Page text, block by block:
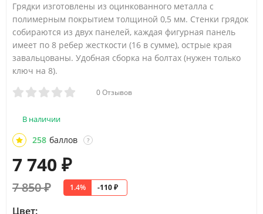
Грядки изготовлены из оцинкованного металла с
полимерным покрытием толщиной 0,5 мм. Стенки грядок
собираются из двух панелей, каждая фигурная панель
имеет по 8 ребер жесткости (16 в сумме), острые края
завальцованы. Удобная сборка на болтах (нужен только
ключ на 8).
0 Отзывов
В наличии
258 баллов ?
7 740 ₽
7 850₽ 1.4% -110₽
Цвет: